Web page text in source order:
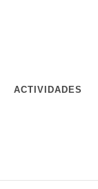
ACTIVIDADES